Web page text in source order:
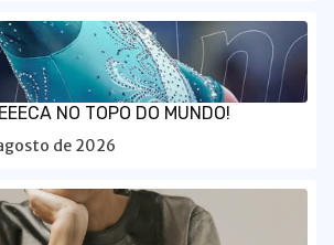
NO TOPO DO MUNDO!
de 2026